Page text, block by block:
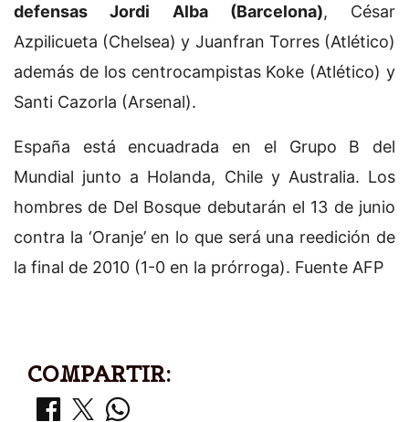
defensas Jordi Alba (Barcelona), César
Azpilicueta (Chelsea) y Juanfran Torres (Atlético)
además de los centrocampistas Koke (Atlético) y
Santi Cazorla (Arsenal).
España está encuadrada en el Grupo B del
Mundial junto a Holanda, Chile y Australia. Los
hombres de Del Bosque debutarán el 13 de junio
contra la ‘Oranje’ en lo que será una reedición de
la final de 2010 (1-0 en la prórroga). Fuente AFP
COMPARTIR: